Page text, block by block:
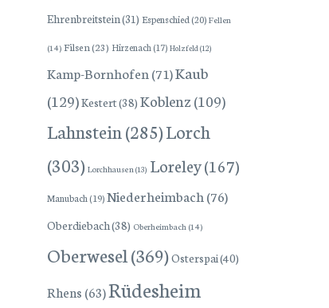
Ehrenbreitstein(31) Espenschied (20) Fellen
(14) Filsen(23) Hirzenach (17) Holzfeld(12)
Kamp-Bornhofen (71)Kaub
(129)Kestert(38) Koblenz(109)
Lahnstein(285)Lorch
(303) Lorchhausen (13) Loreley(167)
Manubach (19) Niederheimbach (76)
Oberdiebach(38) Oberheimbach (14)
Oberwesel(369)Osterspai(40)
Rhens (63)Rüdesheim